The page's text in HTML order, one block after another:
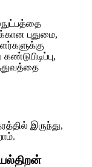
புதுமை,
இருந்து,